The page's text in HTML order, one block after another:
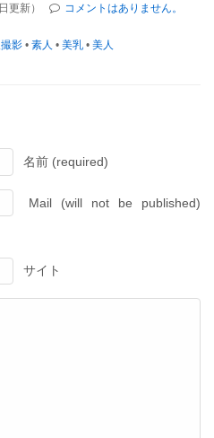
更新）
コメントはありません。
影 • 素人 • 美乳 • 美人
名前 (required)
Mail (will not be published)
サイト